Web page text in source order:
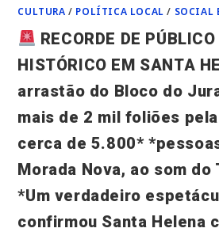
CULTURA / POLÍTICA LOCAL / SOCIAL
RECORDE DE
HISTÓRICO EM SANTA
arrastão do Bloco do
mais de 2 mil foliões
cerca de 5.800*
Morada Nova, ao som
*Um verdadeiro
confirmou Santa Helena